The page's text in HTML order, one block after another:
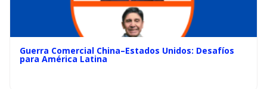
Guerra Comercial China–Estados Unidos: Desafíos
para América Latina